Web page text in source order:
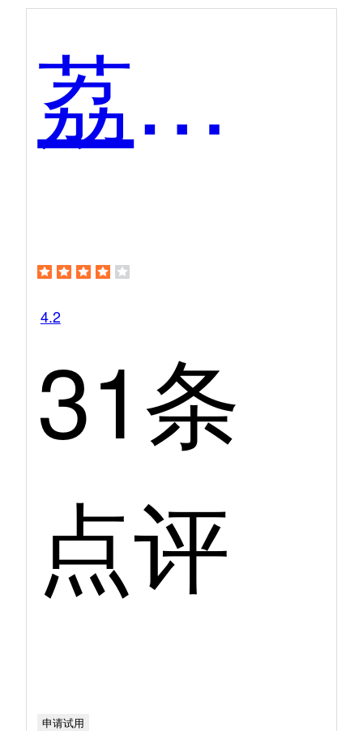
荔枝微课
4.2
31条
点评
申请试用